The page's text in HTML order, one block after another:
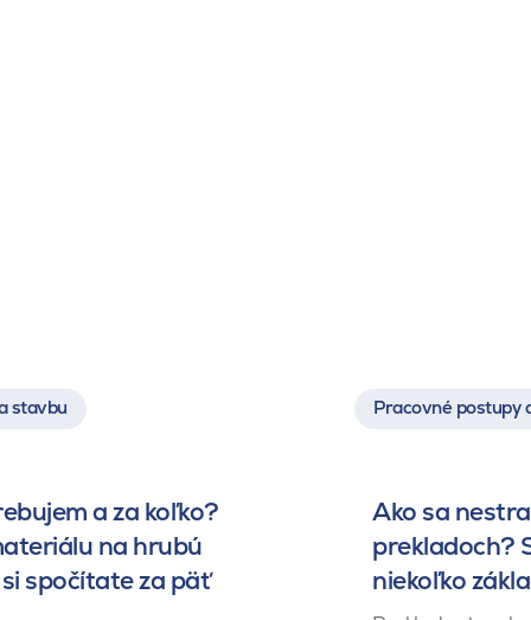
stavbu
a za koľko?
na hrubú
spočítate za päť
Pracovné postupy
Ako sa
prekladoch?
niekoľko